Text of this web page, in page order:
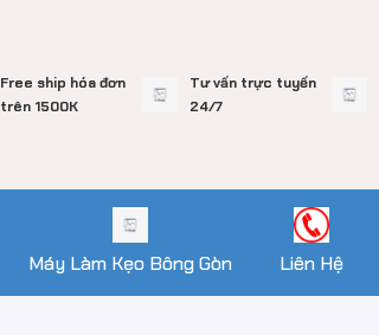
Free ship hóa đơn
trên 1500K
Tư vấn trực tuyến
24/7
Máy Làm Kẹo Bông Gòn Liên Hệ